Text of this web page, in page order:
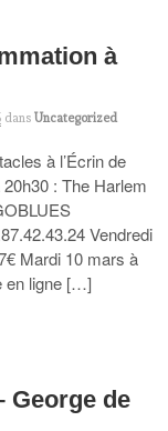
à
dans Uncategorized
à l’Écrin de
: The Harlem
Vendredi
Mardi 10 mars à
en ligne […]
George de